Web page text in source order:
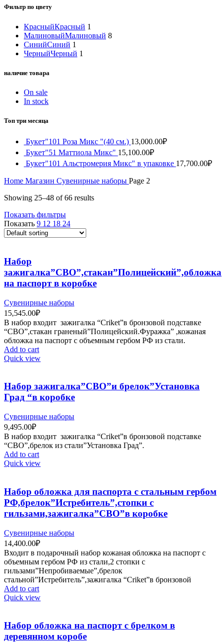
Фильтр по цвету
КрасныйКрасный 1
МалиновыйМалиновый 8
СинийСиний 1
ЧерныйЧерный 1
наличие товара
On sale
In stock
Топ три месяца
Букет"101 Роза Микс "(40 см.) 13,000.00₽
Букет"51 Маттиола Микс" 15,100.00₽
Букет"101 Альстромерия Микс" в упаковке 17,700.00₽
Home Магазин Сувенирные наборы Page 2
Showing 25–48 of 66 results
Показать фильтры
Показать 9 12 18 24
Набор
зажигалка”СВО”,стакан”Полицейский”,обложка
на паспорт в коробке
Сувенирные наборы
15,545.00₽
В набор входит зажигалка “Criket”в бронзовой подставке
“СВО”,стакан граненый”Полицейский.Фуражка” ,кожаная
обложка на паспорт c объемным гербом РФ из стали.
Add to cart
Quick view
Набор зажигалка”СВО”и брелок”Установка
Град “в коробке
Сувенирные наборы
9,495.00₽
В набор входит зажигалка “Criket”в бронзовой подставке
“СВО”,брелок из стали”Установка Град”.
Add to cart
Quick view
Набор обложка для паспорта с стальным гербом
РФ,брелок”Истребитель”,стопки с
гильзами,зажигалка”СВО”в коробке
Сувенирные наборы
14,400.00₽
Входит в подарочный набор кожаная обложка на паспорт c
объемным гербом РФ из стали,2 стопки с
гильзами”Непробиваемые”,брелок
стальной”Истребитель”,зажигалка “Criket”в бронзовой
Add to cart
Quick view
Набор обложка на паспорт с брелком в
деревянном коробе